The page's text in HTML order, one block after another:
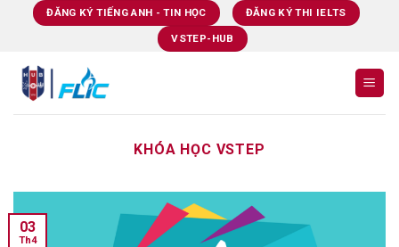
ĐĂNG KÝ TIẾNG ANH - TIN HỌC ĐĂNG KÝ THI IELTS
VSTEP-HUB
KHÓA HỌC VSTEP
03
Th4